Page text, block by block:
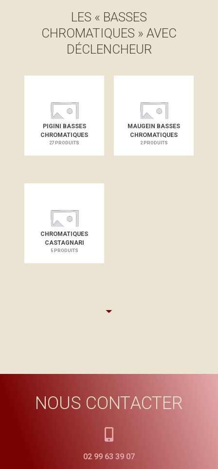
LES « BASSES
CHROMATIQUES » AVEC
DÉCLENCHEUR
PIGINI BASSES
CHROMATIQUES
27 PRODUITS
MAUGEIN BASSES
CHROMATIQUES
2 PRODUITS
CHROMATIQUES
CASTAGNARI
5 PRODUITS
NOUS CONTACTER
02 99 63 39 07